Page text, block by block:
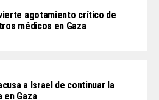
agotamiento crítico de
médicos en Gaza
a Israel de continuar la
en Gaza